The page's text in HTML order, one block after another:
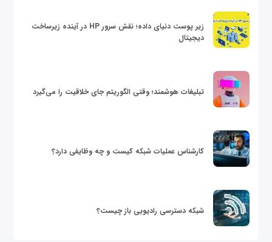
زیر پوست دنیای داده؛ نقش سرور HP در آینده زیرساخت
دیجیتال
تبلیغات هوشمند؛ وقتی الگوریتم جای خلاقیت را می‌گیرد
کارشناس عملیات شبکه کیست و چه وظایفی دارد؟
شبکه دسترسی رادیویی باز چیست؟